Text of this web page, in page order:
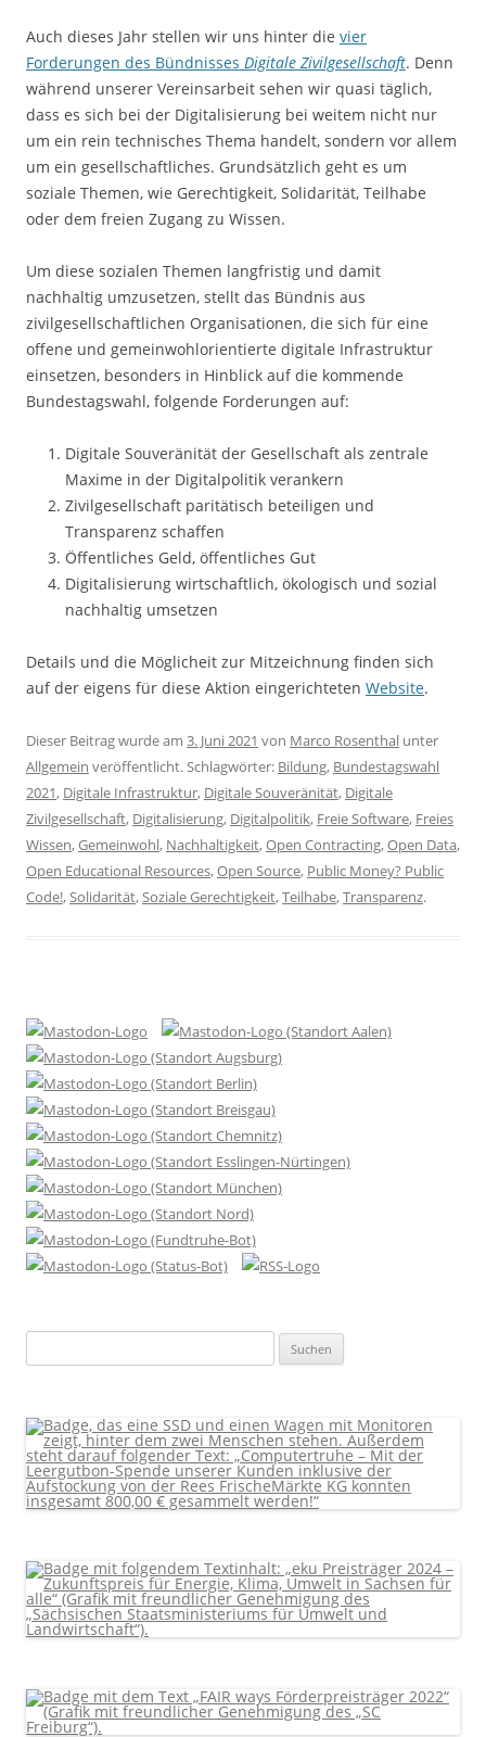
Auch dieses Jahr stellen wir uns hinter die vier
Forderungen des Bündnisses Digitale Zivilgesellschaft. Denn
während unserer Vereinsarbeit sehen wir quasi täglich,
dass es sich bei der Digitalisierung bei weitem nicht nur
um ein rein technisches Thema handelt, sondern vor allem
um ein gesellschaftliches. Grundsätzlich geht es um
soziale Themen, wie Gerechtigkeit, Solidarität, Teilhabe
oder dem freien Zugang zu Wissen.
Um diese sozialen Themen langfristig und damit
nachhaltig umzusetzen, stellt das Bündnis aus
zivilgesellschaftlichen Organisationen, die sich für eine
offene und gemeinwohlorientierte digitale Infrastruktur
einsetzen, besonders in Hinblick auf die kommende
Bundestagswahl, folgende Forderungen auf:
Digitale Souveränität der Gesellschaft als zentrale
Maxime in der Digital­politik verankern
Zivilgesellschaft paritätisch beteiligen und
Transparenz schaffen
Öffentliches Geld, öffentliches Gut
Digitalisierung wirtschaftlich, ökologisch und sozial
nachhaltig umsetzen
Details und die Möglicheit zur Mitzeichnung finden sich
auf der eigens für diese Aktion eingerichteten Website.
Dieser Beitrag wurde am 3. Juni 2021 von Marco Rosenthal unter
Allgemein veröffentlicht. Schlagwörter: Bildung, Bundestagswahl
2021, Digitale Infrastruktur, Digitale Souveränität, Digitale
Zivilgesellschaft, Digitalisierung, Digitalpolitik, Freie Software, Freies
Wissen,Gemeinwohl, Nachhaltigkeit,Open Contracting,Open Data,
Open Educational Resources,Open Source, Public Money? Public
Code!,Solidarität,Soziale Gerechtigkeit,Teilhabe,Transparenz.
nach: